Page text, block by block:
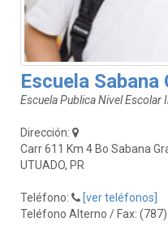
Escuela Sabana
Escuela Publica Nivel Escolar
Dirección:
Carr 611 Km 4 Bo Sabana
UTUADO, PR
Teléfono:
[ver teléfonos]
Teléfono Alterno / Fax: